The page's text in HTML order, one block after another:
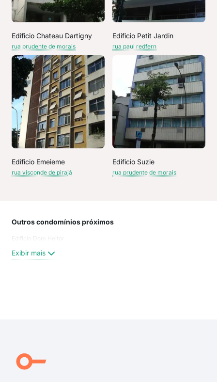
Edificio Chateau Dartigny
rua prudente de morais
Edificio Petit Jardin
rua paul redfern
Edificio Emeieme
rua visconde de pirajá
Edificio Suzie
rua prudente de morais
Outros condomínios próximos
Edificio Dom Heitor
Exibir mais